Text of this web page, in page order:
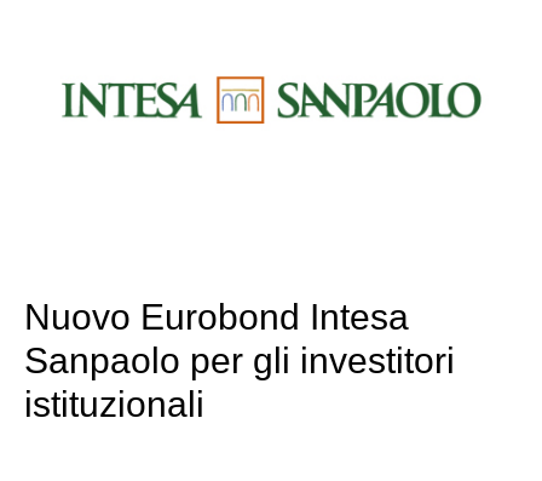
Nuovo Eurobond Intesa
Sanpaolo per gli investitori
istituzionali